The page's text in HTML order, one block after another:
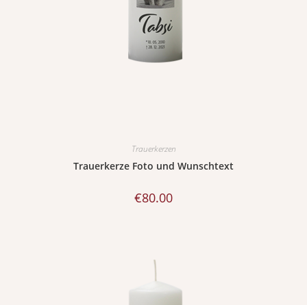
Trauerkerzen
Trauerkerze Foto und Wunschtext
€80.00